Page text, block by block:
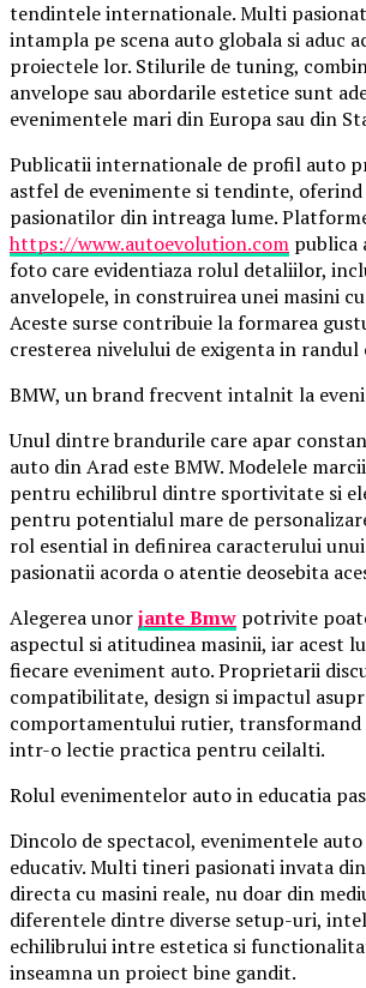
tendintele internationale. Multi
intampla pe scena auto globala si aduc
proiectele lor. Stilurile de tuning,
anvelope sau abordarile estetice sunt
evenimentele mari din Europa sau din
Publicatii internationale de profil auto
astfel de evenimente si tendinte,
pasionatilor din intreaga lume.
https://www.autoevolution.com publica
foto care evidentiaza rolul detaliilor,
anvelopele, in construirea unei masini
Aceste surse contribuie la formarea
cresterea nivelului de exigenta in
BMW, un brand frecvent intalnit la
Unul dintre brandurile care apar
auto din Arad este BMW. Modelele
pentru echilibrul dintre sportivitate si
pentru potentialul mare de
rol esential in definirea caracterului
pasionatii acorda o atentie deosebita
Alegerea unorjante Bmw potrivite
aspectul si atitudinea masinii, iar acest
fiecare eveniment auto. Proprietarii
compatibilitate, design si impactul
comportamentului rutier, transformand
intr-o lectie practica pentru ceilalti.
Rolul evenimentelor auto in educatia
Dincolo de spectacol, evenimentele
educativ. Multi tineri pasionati invata
directa cu masini reale, nu doar din
diferentele dintre diverse setup-uri,
echilibrului intre estetica si
inseamna un proiect bine gandit.